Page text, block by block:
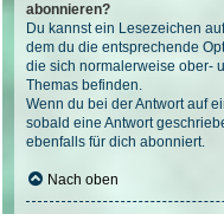
abonnieren?
Du kannst ein Lesezeichen
dem du die entsprechende
die sich normalerweise ober-
Themas befinden.
Wenn du bei der Antwort auf
sobald eine Antwort
ebenfalls für dich abonniert.
Nach oben